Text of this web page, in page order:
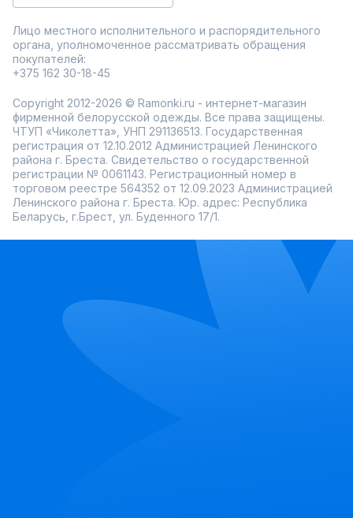
Лицо местного исполнительного и распорядительного
органа, уполномоченное рассматривать обращения
покупателей:
+375 162 30-18-45
Copyright 2012-2026 © Ramonki.ru - интернет-магазин
фирменной белорусской одежды. Все права защищены.
ЧТУП «Чиколетта», УНП 291136513. Государственная
регистрация от 12.10.2012 Администрацией Ленинского
района г. Бреста. Свидетельство о государственной
регистрации № 0061143. Регистрационный номер в
торговом реестре 564352 от 12.09.2023 Администрацией
Ленинского района г. Бреста. Юр. адрес: Республика
Беларусь, г.Брест, ул. Буденного 17/1.